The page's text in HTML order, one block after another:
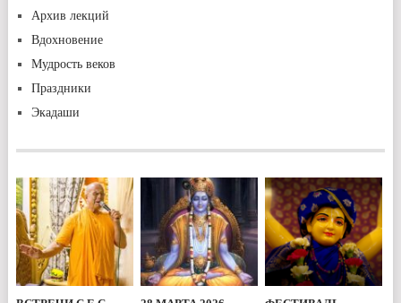
Архив лекций
Вдохновение
Мудрость веков
Праздники
Экадаши